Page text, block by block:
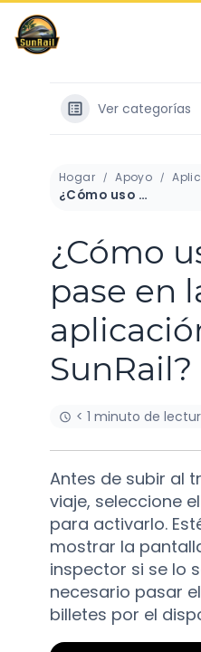
saltar
contenido
Ver categorías
Hogar Apoyo
¿Cómo uso un pase en la aplicación móvil SunRail?
¿Cómo
pase en
SunRail?
< 1 minuto de
Antes de subir al
viaje, seleccione
para activarlo.
mostrar la
inspector si se lo
necesario pasar
billetes por el